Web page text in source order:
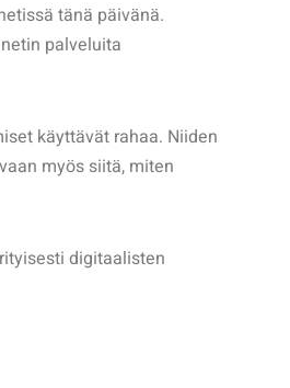
tänä päivänä.
palveluita
käyttävät rahaa. Niiden
myös siitä, miten
digitaalisten